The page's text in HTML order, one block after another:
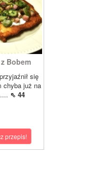
Bobem
się
chyba już na
⇖ 44
przepis!